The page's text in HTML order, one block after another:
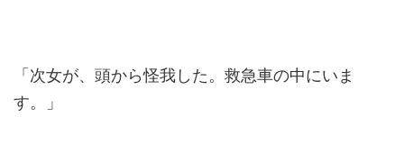
「次女が、頭から怪我した。救急車の中にいま
す。」